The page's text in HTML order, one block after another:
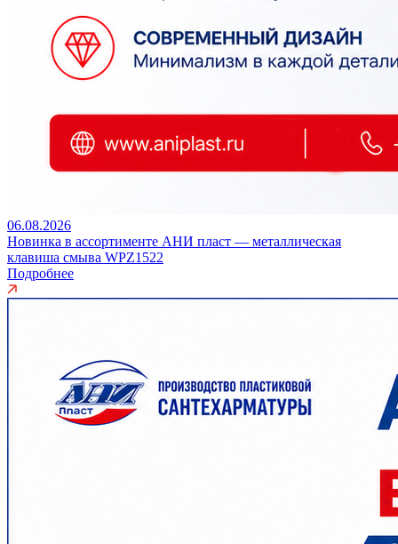
06.08.2026
Новинка в ассортименте АНИ пласт — металлическая
клавиша смыва WPZ1522
Подробнее